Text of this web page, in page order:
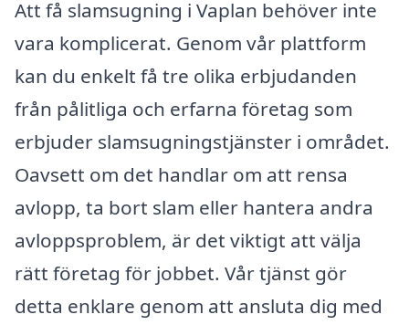
Att få slamsugning i Vaplan behöver inte
vara komplicerat. Genom vår plattform
kan du enkelt få tre olika erbjudanden
från pålitliga och erfarna företag som
erbjuder slamsugningstjänster i området.
Oavsett om det handlar om att rensa
avlopp, ta bort slam eller hantera andra
avloppsproblem, är det viktigt att välja
rätt företag för jobbet. Vår tjänst gör
detta enklare genom att ansluta dig med